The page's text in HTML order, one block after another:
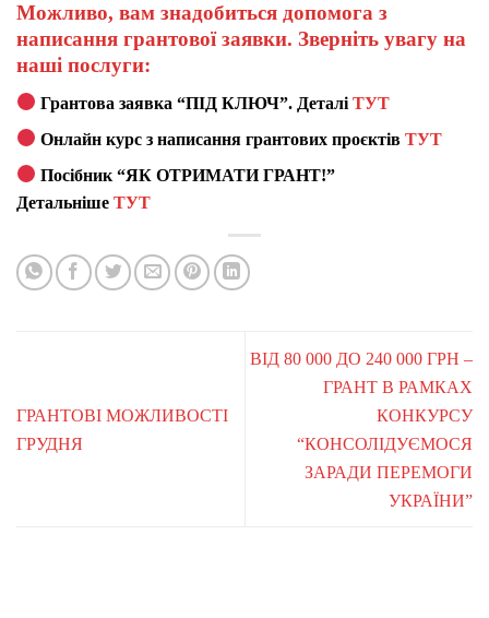
Можливо, вам знадобиться допомога з
написання грантової заявки. Зверніть увагу на
наші послуги:
Грантова заявка “ПІД КЛЮЧ”. ДеталіТУТ
Онлайн курс з написання грантових проєктівТУТ
Посібник “ЯК ОТРИМАТИ ГРАНТ!”
Детальніше ТУТ
ГРАНТОВІ МОЖЛИВОСТІ
ГРУДНЯ
ВІД 80 000 ДО 240 000 ГРН –
ГРАНТ В РАМКАХ
КОНКУРСУ
“КОНСОЛІДУЄМОСЯ
ЗАРАДИ ПЕРЕМОГИ
УКРАЇНИ”